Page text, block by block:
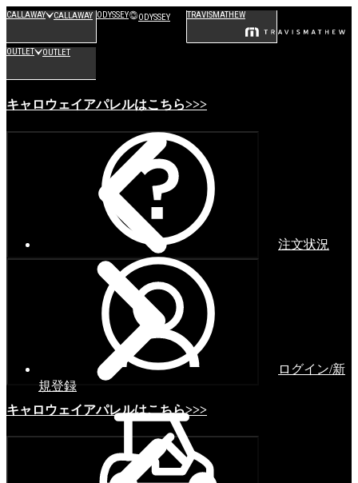
CALLAWAY CALLAWAY ODYSSEY ODYSSEY TRAVISMATHEW
OUTLET OUTLET
キャロウェイアパレルはこちら>>>
キャロウェイアパレルはこちら>>>
注文状況
ログイン/新
規登録